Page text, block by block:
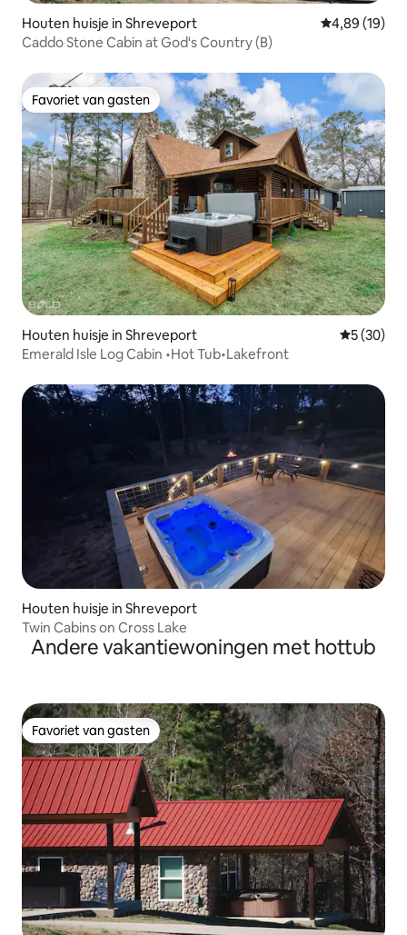
Houten huisje in Shreveport Gemiddelde
4,89 (19)
Caddo Stone Cabin at God's Country (B)
Favoriet van gasten
Favoriet van gasten
Houten huisje in Shreveport
5 (30)
Emerald Isle Log Cabin •Hot Tub•Lakefront
Houten huisje in Shreveport
Twin Cabins on Cross Lake
Andere vakantiewoningen met hottub
Favoriet van gasten
Favoriet van gasten